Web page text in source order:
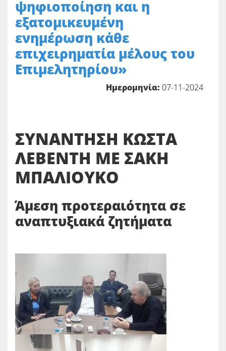
ψηφιοποίηση και η
εξατομικευμένη
ενημέρωση κάθε
επιχειρηματία μέλους του
Επιμελητηρίου»
Ημερομηνία: 07-11-2024
ΣΥΝΑΝΤΗΣΗ ΚΩΣΤΑ
ΛΕΒΕΝΤΗ ΜΕ ΣΑΚΗ
ΜΠΑΛΙΟΥΚΟ
Άμεση προτεραιότητα σε
αναπτυξιακά ζητήματα